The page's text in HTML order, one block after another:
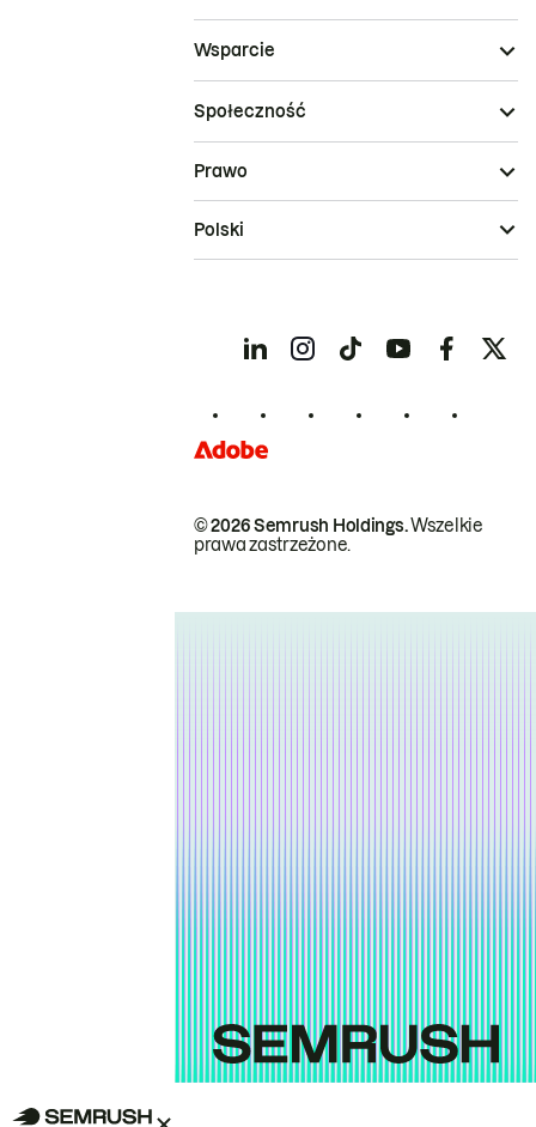
Wsparcie
Społeczność
© 2026 Semrush Holdings.Wszelkie
prawa zastrzeżone.
Prawo
Polski